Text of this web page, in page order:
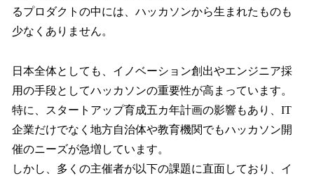
るプロダクトの中には、ハッカソンから生まれたものも
少なくありません。
日本全体としても、イノベーション創出やエンジニア採
用の手段としてハッカソンの重要性が高まっています。
特に、スタートアップ育成五カ年計画の影響もあり、IT
企業だけでなく地方自治体や教育機関でもハッカソン開
催のニーズが急増しています。
しかし、多くの主催者が以下の課題に直面しており、イ